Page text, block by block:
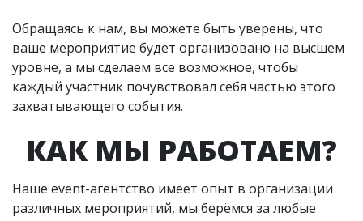
Обращаясь к нам, вы можете быть уверены, что
ваше мероприятие будет организовано на высшем
уровне, а мы сделаем все возможное, чтобы
каждый участник почувствовал себя частью этого
захватывающего события.
КАК МЫ РАБОТАЕМ?
Наше event-агентство имеет опыт в организации
различных мероприятий, мы берёмся за любые